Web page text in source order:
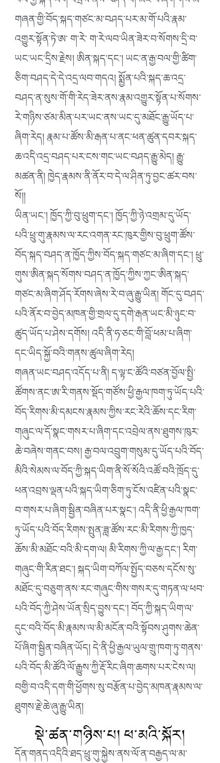
གཞན་གྱི་བོད་སྐད་གཙང་མ་བཤད་པར་མ་གོ་པའི་རྣམ་
འགྱུར་སྟོན་ཏེ་ཨ་ ག་རེ་ ག་རེ་ལབ་ཡིན་ཟེར་བ་སོགས་དྲི་བ་
ཡང་ཡང་དྲིས་རྗེས། ཨིན་སྐད་དང་། ཡང་ན་རྒྱ་བལ་གྱི་ཚིག་
ཅིག་བཤད་དེ་དེ་འདྲ་ལབ་གདའ། སྨྱོན་པའི་སྐད་ཆ་འདྲ་
བཤད་ན་སུས་གོ་གི་རེད་ཟེར་ནས་རྣམ་འགྱུར་སྟོན་པ་སོགས་
རེ་གཉིས་ཙམ་མིན་པར་ཡང་ནས་ཡང་དུ་མཐོང་རྒྱུ་ཡོད་པ་
ཞིག་རེད། རྣམ་པ་ཚོས་མི་རྒན་པ་ནང་ཕན་ཚུན་དབར་སྐད་
ཆ་འདི་འདྲ་བཤད་པར་ངས་གང་ཡང་བཤད་རྒྱུ་མེད། རྒྱུ་
མཚན་ནི། ཁྱེད་རྣམས་ནི་ནོར་བ་དེ་ལ་ཤིན་ཏུ་བྱང་ཚར་བས་
སོ།།
ཡིན་ཡང་། ཁྱོད་ཀྱི་བུ་ཕྲུག་དང་། ཁྱོད་ཀྱི་ཉེ་འགྲམ་དུ་ཡོད་
པའི་ཕྲུ་གུ་རྣམས་ལ་རང་འགན་རང་ཁུར་གྱིས་བུ་ཕྲུག་ཚོས་
བོད་སྐད་བཤད་ན་ཁྱོད་ཀྱིས་བོད་སྐད་གཙང་མ་ཞིག་དང་། ཕྲུ་
གུས་ཨིན་སྐད་སོགས་བཤད་ན་ཁྱོད་ཀྱིས་ཀྱང་ཨིན་སྐད་
གཙང་མ་ཞིག་ཤོད་རོགས་ཞེས་རེ་བ་ཞུ་རྒྱུ་ཡིན། གོང་དུ་བཤད་
པའི་ནོར་བ་བྱེད་མཁན་གྱི་གྲལ་དུ་དགེ་རྒན་ཡང་མི་ཉུང་བ་
ཚུད་ཡོད་པ་ཤེས་དགོས། འདི་ནི་ཧ་ཅང་གི་བློ་ཕམ་པ་ཞིག་
དང་ཡིད་སྐྱོ་བའི་གནས་ཚུལ་ཞིག་རེད།
གཞན་ཡང་བཤད་འདོད་པ་ནི། ད་ལྟ་ང་ཚོའི་བཙན་བྱོལ་སྤྱི་
ཚོགས་ནང་ཨ་རི་གནས་སྡོད་གཙོས་ཕྱི་རྒྱལ་ཁག་ཏུ་ཡོད་པའི་
བོད་རིགས་མི་དམངས་རྣམས་ཀྱིས་རང་རེའི་ཆོས་དང་རིག་
གཞུང་ལ་དོ་སྣང་གསར་པ་ཞིག་དང་འབྲེལ་ནས་ཐུགས་ཁུར་
ཆེ་བཞེས་གནང་བས། རྒྱ་བལ་འབྲུག་གསུམ་དུ་ཡོད་པའི་བོད་
མིའི་སེམས་ལ་བོད་ཀྱི་སྐད་ཡིག་ནི་སོ་སོའི་འཚོ་བའི་ཁྲོད་དུ་
ཕན་འབྲས་ལྡན་པའི་སྐད་ཡིག་ཅིག་ཏུ་ངོས་འཛིན་པའི་སྣང་
བ་གསར་པ་ཞིག་སྦྱིན་བཞིན་པར་སྣང་། འདི་ནི་ཕྱི་རྒྱལ་ཁག་
ཏུ་ཡོད་པའི་བོད་རིགས་སྤུན་ཟླ་ཚོས་རང་མི་རིགས་ཀྱི་ཁྱད་
ཆོས་མི་མཐོང་བའི་མི་དག་ལ། མི་རིགས་ཀྱི་ལ་རྒྱ་དང་། རིག་
གཞུང་གི་རིན་ཐང་། སྐད་ཡིག་བཀོལ་སྤྱོད་བཅས་དངོས་སུ་
མཐོང་དུ་བཅུག་ནས་རང་གཞུང་གིས་གསར་དུ་གཏན་ལ་ཕབ་
པའི་བོད་ཀྱི་ཤེས་ཡོན་སྲིད་བྱུས་དང་། བོད་ཀྱི་སྐད་ཡིག་ལ་
དུང་བའི་བོད་མི་རྣམས་ལ་མི་མངོན་བའི་སྟོབས་ཤུགས་ཆེན་
པོ་ཞིག་སྦྱིན་བཞིན་ཡོད། དེ་ནི་ཕྱི་རྒྱལ་ཡུལ་གྲུ་ཁག་ཏུ་གནས་
པའི་བོད་མི་ཚོའི་ལོ་རྒྱུས་ཀྱི་རྡོ་རིང་ཞིག་ཆགས་པར་ངེས་ལ།
བགྱི་བ་འདི་དག་གི་ཕྱོགས་སུ་བརྩོན་པ་བྱེད་མཁན་རྣམས་ལ་
ཐུགས་རྗེ་ཆེ་ཞུ་རྒྱུ་ཡིན།
སྡེ་ཚན་གཉིས་པ། ཕ་མའི་སྐོར།
དོན་གནད་འདིའི་ཐད་ཕྲུ་གུ་སྐྱེས་ནས་ལོ་ན་བརྒྱད་ལ་མ་